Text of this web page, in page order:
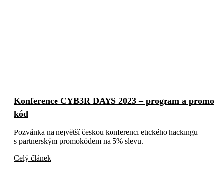
Konference CYB3R DAYS 2023 – program a promo
kód
Pozvánka na největší českou konferenci etického hackingu
s partnerským promokódem na 5% slevu.
Celý článek